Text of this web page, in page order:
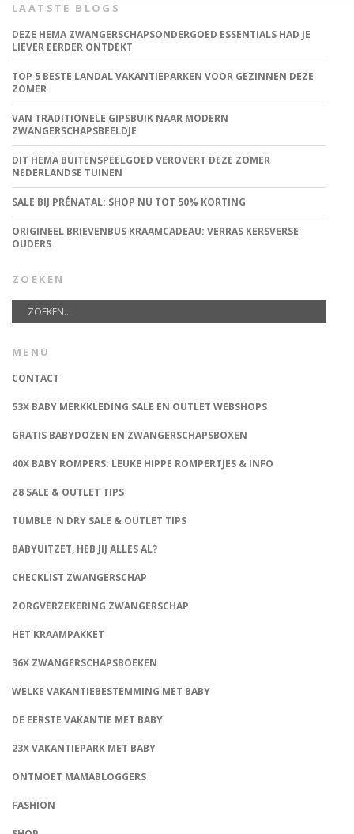
LAATSTE BLOGS
DEZE HEMA ZWANGERSCHAPSONDERGOED ESSENTIALS HAD JE
LIEVER EERDER ONTDEKT
TOP 5 BESTE LANDAL VAKANTIEPARKEN VOOR GEZINNEN DEZE
ZOMER
VAN TRADITIONELE GIPSBUIK NAAR MODERN
ZWANGERSCHAPSBEELDJE
DIT HEMA BUITENSPEELGOED VEROVERT DEZE ZOMER
NEDERLANDSE TUINEN
SALE BIJ PRÉNATAL: SHOP NU TOT 50% KORTING
ORIGINEEL BRIEVENBUS KRAAMCADEAU: VERRAS KERSVERSE
OUDERS
ZOEKEN
MENU
CONTACT
53X BABY MERKKLEDING SALE EN OUTLET WEBSHOPS
GRATIS BABYDOZEN EN ZWANGERSCHAPSBOXEN
40X BABY ROMPERS: LEUKE HIPPE ROMPERTJES & INFO
Z8 SALE & OUTLET TIPS
TUMBLE ‘N DRY SALE & OUTLET TIPS
BABYUITZET, HEB JIJ ALLES AL?
CHECKLIST ZWANGERSCHAP
ZORGVERZEKERING ZWANGERSCHAP
HET KRAAMPAKKET
36X ZWANGERSCHAPSBOEKEN
WELKE VAKANTIEBESTEMMING MET BABY
DE EERSTE VAKANTIE MET BABY
23X VAKANTIEPARK MET BABY
ONTMOET MAMABLOGGERS
FASHION